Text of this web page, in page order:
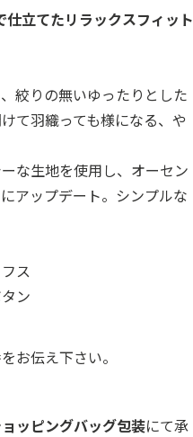
立てたリラックスフィット
絞りの無いゆったりとした
て羽織っても様になる、や
な生地を使用し、オーセン
アップデート。シンプルな
ス
ン
お伝え下さい。
ッピングバッグ包装にて承